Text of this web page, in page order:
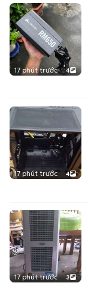
17 phút trước 4
17 phút trước 4
17 phút trước 3